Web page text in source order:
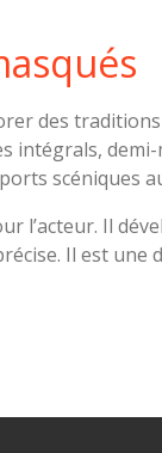
des
intégrals,
scéniques
l’acteur. Il
Il est une